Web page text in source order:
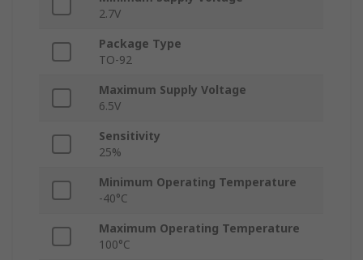
2.7V
Package Type
TO-92
Maximum Supply Voltage
6.5V
Sensitivity
25%
Minimum Operating Temperature
-40°C
Maximum Operating Temperature
100°C